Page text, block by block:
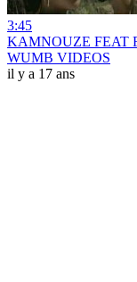
3:45
KAMNOUZE FEAT
WUMB VIDEOS
il y a 17 ans